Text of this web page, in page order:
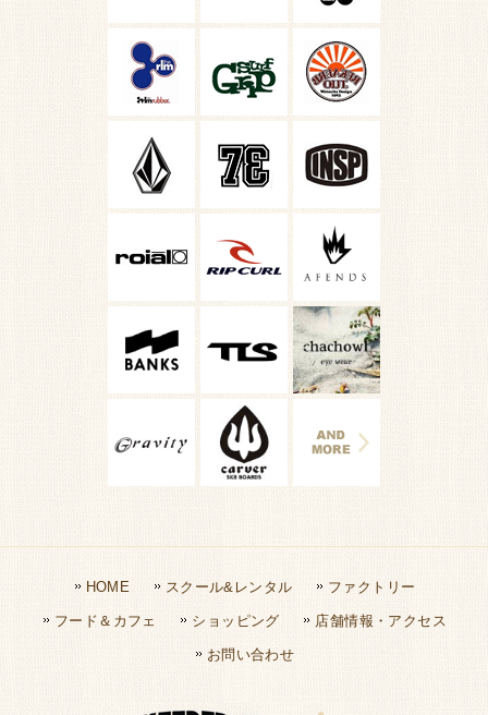
HOME スクール&レンタル ファクトリー
フード＆カフェ ショッピング 店舗情報・アクセス
お問い合わせ